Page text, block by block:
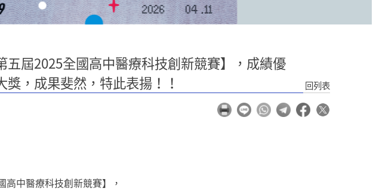
屆2025全國高中醫療科技創新競賽】，成績優
，成果斐然，特此表揚！！
回列表
中醫療科技創新競賽】，